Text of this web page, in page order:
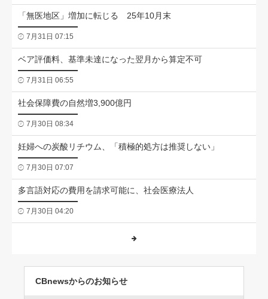
「無医地区」増加に転じる 25年10月末
7月31日 07:15
ベア評価料、基準未達になった翌月から算定不可
7月31日 06:55
社会保障費の自然増3,900億円
7月30日 08:34
妊婦への炭酸リチウム、「積極的処方は推奨しない」
7月30日 07:07
多言語対応の費用を請求可能に、社会医療法人
7月30日 04:20
CBnewsからのお知らせ